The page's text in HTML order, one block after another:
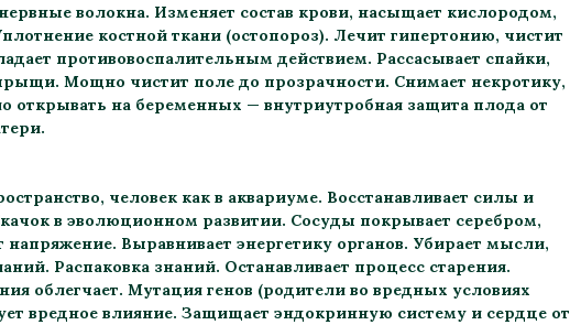
волокна. Изменяет состав крови, насыщает кислородом,
костной ткани (остопороз). Лечит гипертонию, чистит
противовоспалительным действием. Рассасывает спайки,
Мощно чистит поле до прозрачности. Снимает некротику,
открывать на беременных — внутриутробная защита плода от
человек как в аквариуме. Восстанавливает силы и
в эволюционном развитии. Сосуды покрывает серебром,
Выравнивает энергетику органов. Убирает мысли,
Распаковка знаний. Останавливает процесс старения.
облегчает. Мутация генов (родители во вредных условиях
вредное влияние. Защищает эндокринную систему и сердце от